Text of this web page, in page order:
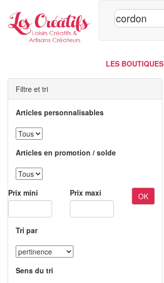
LES BOUTIQUES
Filtre et tri
Articles personnalisables
Articles en promotion / solde
Prix mini Prix maxi OK
Tri par
Sens du tri